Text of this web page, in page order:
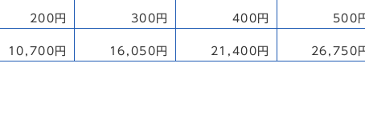
200円 300円 400円 500
10,700円 16,050円 21,400円 26,750